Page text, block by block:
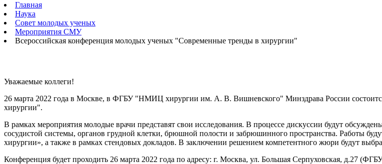
Главная
Наука
Совет молодых ученых
Мероприятия СМУ
Всероссийская конференция молодых ученых "Современные тренды в хирургии"
Уважаемые коллеги!
26 марта 2022 года в Москве, в ФГБУ "НМИЦ хирургии им. А. В. Вишневского" Минздрава России
хирургии".
В рамках мероприятия молодые врачи представят свои исследования. В процессе дискуссии будут
сосудистой системы, органов грудной клетки, брюшной полости и забрюшинного пространства. Работы
хирургии», а также в рамках стендовых докладов. В заключении решением компетентного жюри будут
Конференция будет проходить 26 марта 2022 года по адресу: г. Москва, ул. Большая Серпуховская, д.27